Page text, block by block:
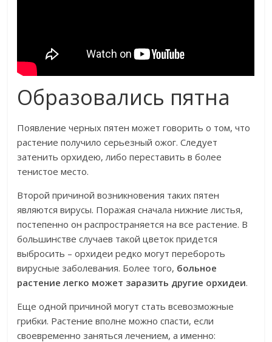
Образовались пятна
Появление черных пятен может говорить о том, что
растение получило серьезный ожог. Следует
затенить орхидею, либо переставить в более
тенистое место.
Второй причиной возникновения таких пятен
являются вирусы. Поражая сначала нижние листья,
постепенно он распространяется на все растение. В
большинстве случаев такой цветок придется
выбросить – орхидеи редко могут перебороть
вирусные заболевания. Более того, больное
растение легко может заразить другие орхидеи.
Еще одной причиной могут стать всевозможные
грибки. Растение вполне можно спасти, если
своевременно заняться лечением, а именно: